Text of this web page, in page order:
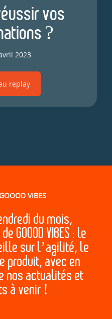
vos
?
2023
replay
VIBES
du mois,
GOOOD VIBES : le
sur l’agilité, le
produit, avec en
nos actualités et
à venir !